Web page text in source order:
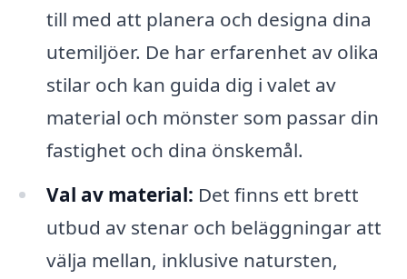
till med att planera och designa dina
utemiljöer. De har erfarenhet av olika
stilar och kan guida dig i valet av
material och mönster som passar din
fastighet och dina önskemål.
Val av material: Det finns ett brett
utbud av stenar och beläggningar att
välja mellan, inklusive natursten,